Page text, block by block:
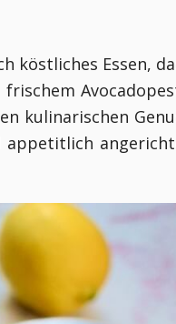
köstliches Essen,
kulinarischen
appetitlich